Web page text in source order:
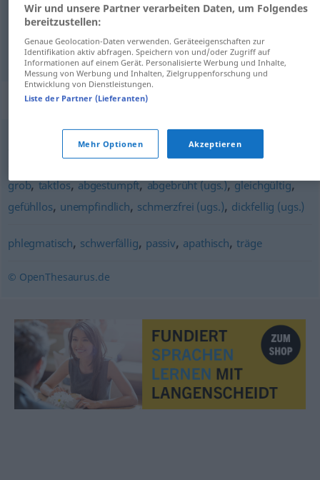
غيرمبال [ɣair muˈbaːlin/iː] teilnahmslos
فاتر [faːtir] teilnahmslos
Synonyme für "teilnahmslos"
(innerlich) abwesend unbeteiligt,desinteressiert
grob,taktlos,abgestumpft,abgebrüht (ugs.),gleichgültig,
gefühllos, unempfindlich, schmerzfrei (ugs.), dickfellig (ugs.)
phlegmatisch, schwerfällig, passiv, apathisch,träge
© OpenThesaurus.de
Wir und unsere Partner verarbeiten Daten, um Folgendes
bereitzustellen:
Genaue Geolocation-Daten verwenden. Geräteeigenschaften zur
Identifikation aktiv abfragen. Speichern von und/oder Zugriff auf
Informationen auf einem Gerät. Personalisierte Werbung und Inhalte,
Messung von Werbung und Inhalten, Zielgruppenforschung und
Entwicklung von Dienstleistungen.
Liste der Partner (Lieferanten)
Mehr Optionen Akzeptieren